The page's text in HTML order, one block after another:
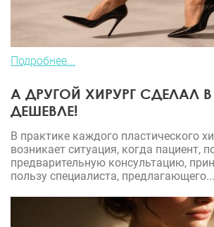
Подробнее...
А ДРУГОЙ ХИРУРГ СДЕЛАЛ
ДЕШЕВЛЕ!
В практике каждого пластического
возникает ситуация, когда пациент,
предварительную консультацию,
пользу специалиста, предлагающего...